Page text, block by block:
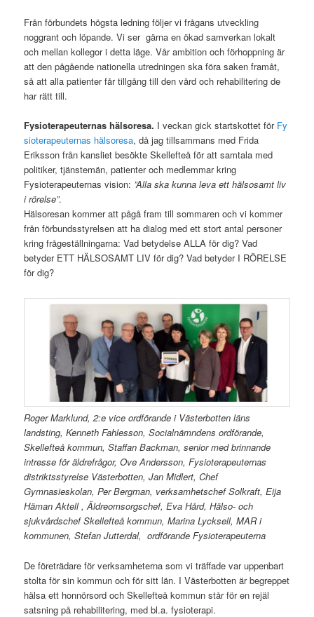
Från förbundets högsta ledning följer vi frågans utveckling
noggrant och löpande. Vi ser gärna en ökad samverkan lokalt
och mellan kollegor i detta läge. Vår ambition och förhoppning är
att den pågående nationella utredningen ska föra saken framåt,
så att alla patienter får tillgång till den vård och rehabilitering de
har rätt till.
Fysioterapeuternas hälsoresa. I veckan gick startskottet för Fy
sioterapeuternas hälsoresa, då jag tillsammans med Frida
Eriksson från kansliet besökte Skellefteå för att samtala med
politiker, tjänstemän, patienter och medlemmar kring
Fysioterapeuternas vision: ”Alla ska kunna leva ett hälsosamt liv
i rörelse”.
Hälsoresan kommer att pågå fram till sommaren och vi kommer
från förbundsstyrelsen att ha dialog med ett stort antal personer
kring frågeställningarna: Vad betydelse ALLA för dig? Vad
betyder ETT HÄLSOSAMT LIV för dig? Vad betyder I RÖRELSE
för dig?
Roger Marklund, 2:e vice ordförande i Västerbotten läns
landsting, Kenneth Fahlesson, Socialnämndens ordförande,
Skellefteå kommun, Staffan Backman, senior med brinnande
intresse för äldrefrågor, Ove Andersson, Fysioterapeuternas
distriktsstyrelse Västerbotten, Jan Midlert, Chef
Gymnasieskolan, Per Bergman, verksamhetschef Solkraft, Eija
Häman Aktell , Äldreomsorgschef,Eva Hård, ​Hälso- och
sjukvårdschef Skellefteå kommun, Marina Lycksell, MAR i
kommunen, Stefan Jutterdal, ordförande Fysioterapeuterna
De företrädare för verksamheterna som vi träffade var uppenbart
stolta för sin kommun och för sitt län. I Västerbotten är begreppet
hälsa ett honnörsord och Skellefteå kommun står för en rejäl
satsning på rehabilitering, med bl.a. fysioterapi.